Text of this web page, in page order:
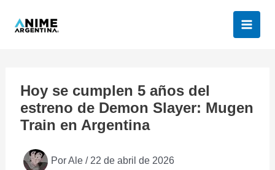
Hoy se cumplen 5 años del
estreno de Demon Slayer: Mugen
Train en Argentina
PorAle / 22 de abril de 2026